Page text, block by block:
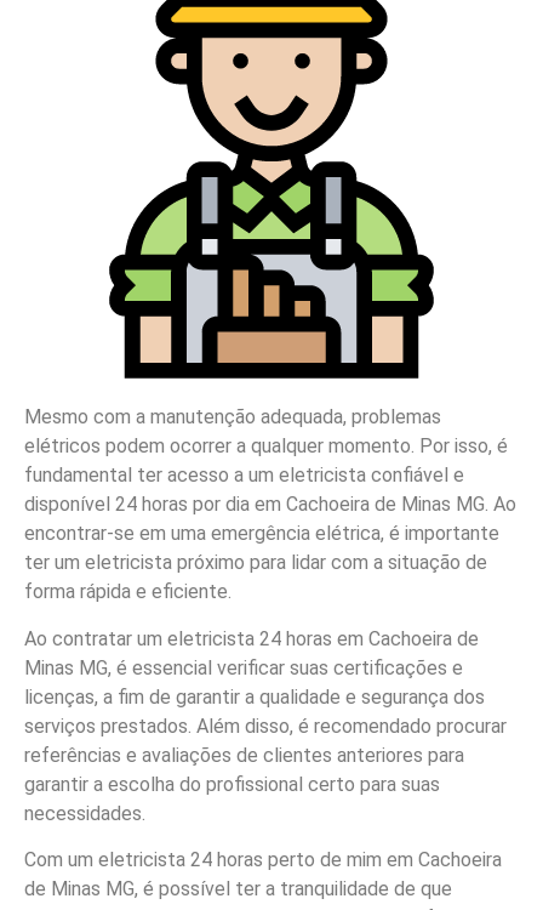
Mesmo com a manutenção adequada, problemas
elétricos podem ocorrer a qualquer momento. Por isso, é
fundamental ter acesso a um eletricista confiável e
disponível 24 horas por dia em Cachoeira de Minas MG. Ao
encontrar-se em uma emergência elétrica, é importante
ter um eletricista próximo para lidar com a situação de
forma rápida e eficiente.
Ao contratar um eletricista 24 horas em Cachoeira de
Minas MG, é essencial verificar suas certificações e
licenças, a fim de garantir a qualidade e segurança dos
serviços prestados. Além disso, é recomendado procurar
referências e avaliações de clientes anteriores para
garantir a escolha do profissional certo para suas
necessidades.
Com um eletricista 24 horas perto de mim em Cachoeira
de Minas MG, é possível ter a tranquilidade de que